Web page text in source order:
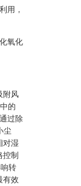
用，
氧化
附风
的
过除
尘
对湿
制
转
有效